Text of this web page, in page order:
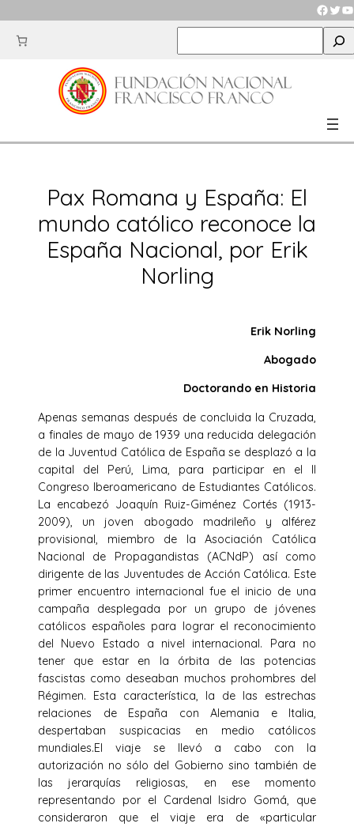
al
contenido
e
r
c
Pax Romana y España: El
mundo católico reconoce la
España Nacional, por Erik
Norling
Erik Norling
Abogado
Doctorando en Historia
Apenas semanas después de concluida la Cruzada,
a finales de mayo de 1939 una reducida delegación
de la Juventud Católica de España se desplazó a la
capital del Perú, Lima, para participar en el II
Congreso Iberoamericano de Estudiantes Católicos.
La encabezó Joaquín Ruiz-Giménez Cortés (1913-
2009), un joven abogado madrileño y alférez
provisional, miembro de la Asociación Católica
Nacional de Propagandistas (ACNdP) así como
dirigente de las Juventudes de Acción Católica. Este
primer encuentro internacional fue el inicio de una
campaña desplegada por un grupo de jóvenes
católicos españoles para lograr el reconocimiento
del Nuevo Estado a nivel internacional. Para no
tener que estar en la órbita de las potencias
fascistas como deseaban muchos prohombres del
Régimen. Esta característica, la de las estrechas
relaciones de España con Alemania e Italia,
despertaban suspicacias en medio católicos
mundiales.El viaje se llevó a cabo con la
autorización no sólo del Gobierno sino también de
las jerarquías religiosas, en ese momento
representando por el Cardenal Isidro Gomá, que
consideraron que el viaje era de «particular